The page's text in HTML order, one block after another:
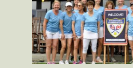
throughout her childhood.